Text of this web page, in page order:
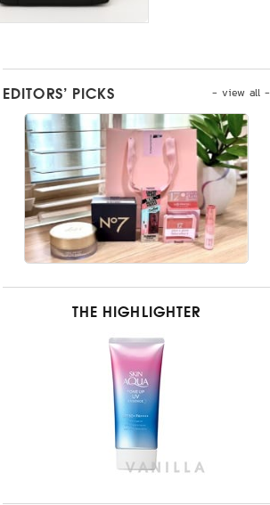
- view all -
EDITORS’ PICKS
THE HIGHLIGHTER